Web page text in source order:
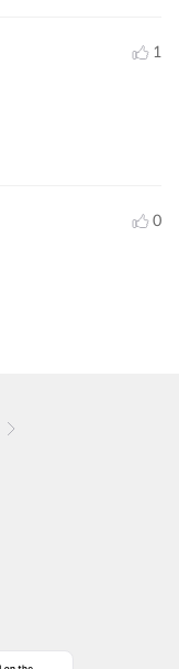
1
0